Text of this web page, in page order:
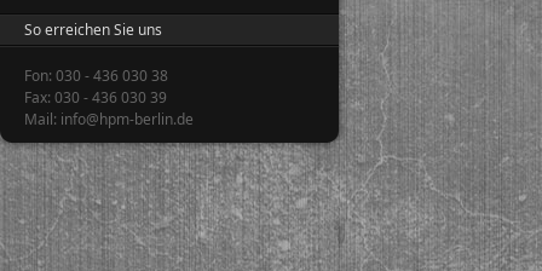
So erreichen Sie uns
Fon: 030 - 436 030 38
Fax: 030 - 436 030 39
Mail: info@hpm-berlin.de